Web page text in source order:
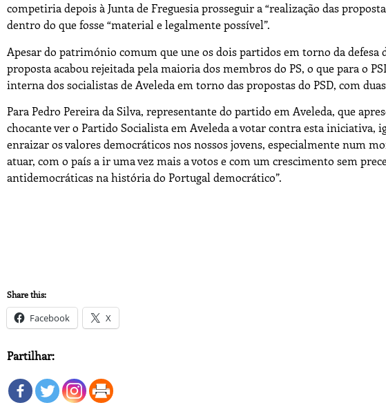
competiria depois à Junta de Freguesia prosseguir a “realização das
dentro do que fosse “material e legalmente possível”.
Apesar do património comum que une os dois partidos em torno da defesa
proposta acabou rejeitada pela maioria dos membros do PS, o que para o
interna dos socialistas de Aveleda em torno das propostas do PSD, com
Para Pedro Pereira da Silva, representante do partido em Aveleda, que
chocante ver o Partido Socialista em Aveleda a votar contra esta
enraizar os valores democráticos nos nossos jovens, especialmente num
atuar, com o país a ir uma vez mais a votos e com um crescimento sem
antidemocráticas na história do Portugal democrático”.
Share this:
Facebook X
Partilhar: